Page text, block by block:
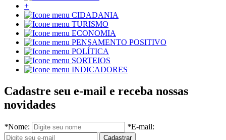
+
CIDADANIA
TURISMO
ECONOMIA
PENSAMENTO POSITIVO
POLÍTICA
SORTEIOS
INDICADORES
Cadastre seu e-mail e receba nossas
novidades
*Nome: *E-mail: